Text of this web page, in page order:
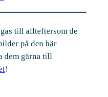
till allteftersom de
på den här
dem gärna till
!